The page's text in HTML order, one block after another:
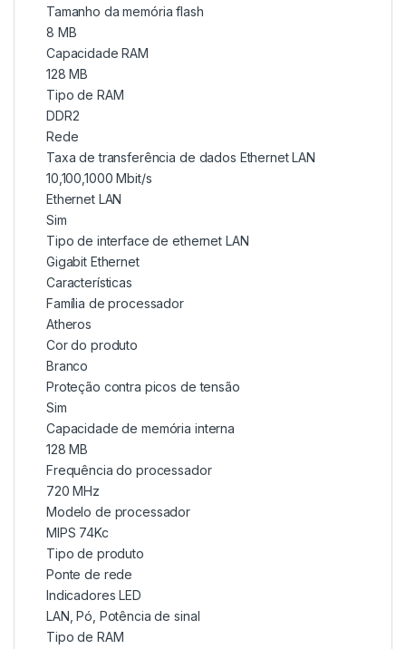
Tamanho da memória flash
8 MB
Capacidade RAM
128 MB
Tipo de RAM
DDR2
Rede
Taxa de transferência de dados Ethernet LAN
10,100,1000 Mbit/s
Ethernet LAN
Sim
Tipo de interface de ethernet LAN
Gigabit Ethernet
Características
Família de processador
Atheros
Cor do produto
Branco
Proteção contra picos de tensão
Sim
Capacidade de memória interna
128 MB
Frequência do processador
720 MHz
Modelo de processador
MIPS 74Kc
Tipo de produto
Ponte de rede
Indicadores LED
LAN, Pó, Potência de sinal
Tipo de RAM